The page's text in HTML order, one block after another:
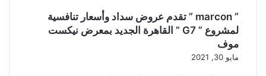
” marcon ” تقدم عروض سداد وأسعار تنافسية
لمشروع ” G7 ” القاهرة الجديد بمعرض نيكست
موف
مايو 30, 2021